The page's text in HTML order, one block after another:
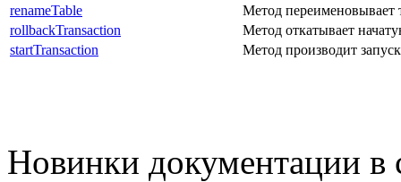
renameTable
Метод переименовывает
rollbackTransaction
Метод откатывает
startTransaction
Метод производит
Новинки документации в